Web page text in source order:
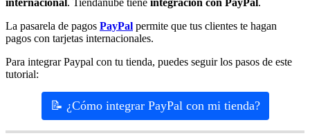
La pasarela de pagos PayPal permite que tus clientes te hagan
pagos con tarjetas internacionales.
Para integrar Paypal con tu tienda, puedes seguir los pasos de este
tutorial:
📝 ¿Cómo integrar PayPal con mi tienda?